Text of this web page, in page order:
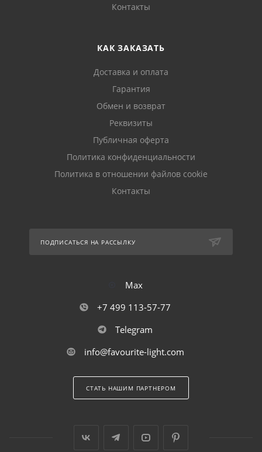
Контакты
КАК ЗАКАЗАТЬ
Доставка и оплата
Гарантия
Обмен и возврат
Реквизиты
Публичная оферта
Политика конфиденциальности
Политика в отношении файлов cookie
Контакты
ПОДПИСАТЬСЯ НА РАССЫЛКУ
Max
+7 499 113-57-77
Telegram
info@favourite-light.com
СТАТЬ НАШИМ ПАРТНЕРОМ